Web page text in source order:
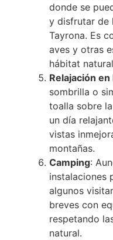
donde se
y disfrutar de
Tayrona. Es
aves y otras
hábitat
Relajación en
sombrilla o
toalla sobre
un día
vistas
montañas.
Camping:
instalaciones
algunos
breves con
respetando
natural.